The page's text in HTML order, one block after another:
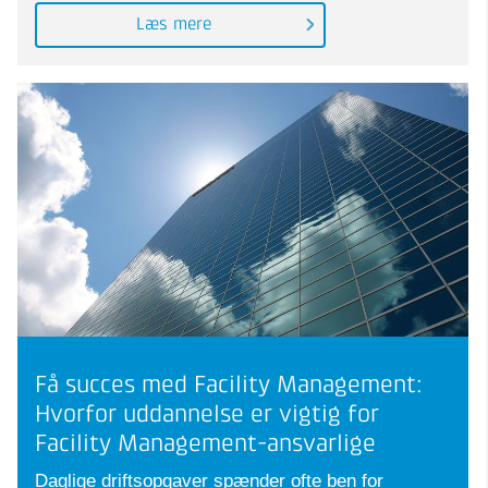
Læs mere
Få succes med Facility Management:
Hvorfor uddannelse er vigtig for
Facility Management-ansvarlige
Daglige driftsopgaver spænder ofte ben for